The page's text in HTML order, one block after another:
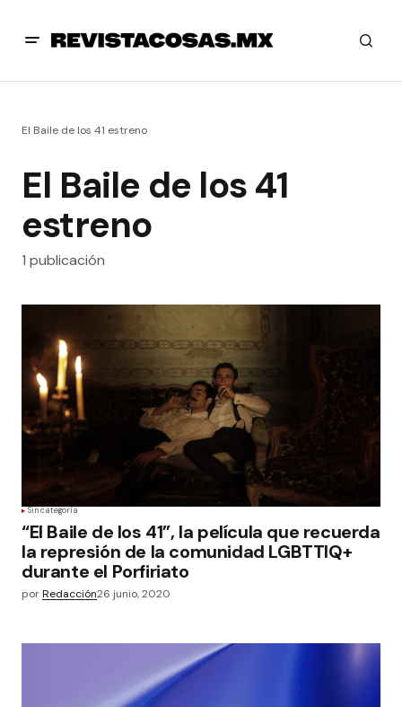
El Baile de los 41 estreno
El Baile de los 41
estreno
1 publicación
Sin categoría
“El Baile de los 41”, la película que recuerda
la represión de la comunidad LGBTTIQ+
durante el Porfiriato
porRedacción26 junio, 2020